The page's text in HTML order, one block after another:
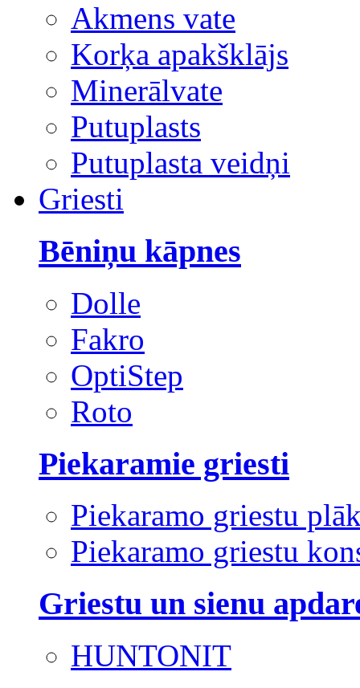
Akmens vate
Korķa apakšklājs
Minerālvate
Putuplasts
Putuplasta veidņi
Griesti
Bēniņu kāpnes
Dolle
Fakro
OptiStep
Roto
Piekaramie griesti
Piekaramo griestu
Piekaramo griestu
Griestu un sienu
HUNTONIT